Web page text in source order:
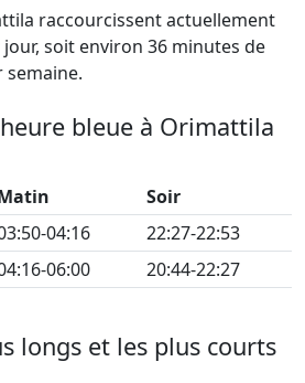
raccourcissent actuellement
soit environ 36 minutes de
semaine.
bleue à Orimattila
Soir
04:16
22:27-22:53
06:00 20:44-22:27
longs et les plus courts